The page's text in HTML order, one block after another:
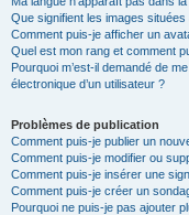
Que signifient les images situées
Comment puis-je afficher un
Quel est mon rang et comment
Pourquoi m’est-il demandé de
électronique d’un utilisateur ?
Problèmes de publication
Comment puis-je publier un
Comment puis-je modifier ou
Comment puis-je insérer une
Comment puis-je créer un
Pourquoi ne puis-je pas ajouter